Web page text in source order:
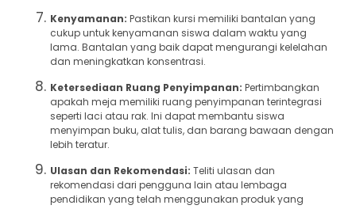
Kenyamanan: Pastikan kursi memiliki bantalan yang
cukup untuk kenyamanan siswa dalam waktu yang
lama. Bantalan yang baik dapat mengurangi kelelahan
dan meningkatkan konsentrasi.
Ketersediaan Ruang Penyimpanan: Pertimbangkan
apakah meja memiliki ruang penyimpanan terintegrasi
seperti laci atau rak. Ini dapat membantu siswa
menyimpan buku, alat tulis, dan barang bawaan dengan
lebih teratur.
Ulasan dan Rekomendasi: Teliti ulasan dan
rekomendasi dari pengguna lain atau lembaga
pendidikan yang telah menggunakan produk yang